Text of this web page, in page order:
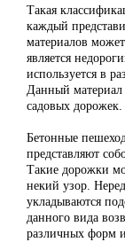
Такая
каждый
материалов
является
используется в
Данный материал
садовых дорожек.
Бетонные
представляют
Такие дорожки
некий узор.
укладываются
данного вида
различных форм